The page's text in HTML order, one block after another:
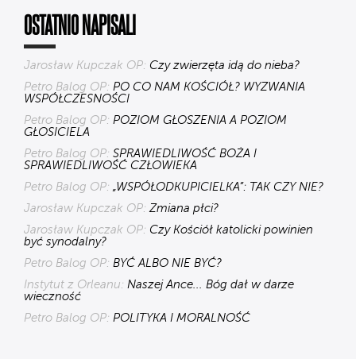
OSTATNIO NAPISALI
Jarosław Kupczak OP: Czy zwierzęta idą do nieba?
Petro Balog OP: PO CO NAM KOŚCIÓŁ? WYZWANIA
WSPÓŁCZESNOŚCI
Petro Balog OP: POZIOM GŁOSZENIA A POZIOM
GŁOSICIELA
Petro Balog OP: SPRAWIEDLIWOŚĆ BOŻA I
SPRAWIEDLIWOŚĆ CZŁOWIEKA
Petro Balog OP: „WSPÓŁODKUPICIELKA”: TAK CZY NIE?
Jarosław Kupczak OP:Zmiana płci?
Jarosław Kupczak OP: Czy Kościół katolicki powinien
być synodalny?
Petro Balog OP: BYĆ ALBO NIE BYĆ?
Instytut z Orleanu: Naszej Ance... Bóg dał w darze
wieczność
Petro Balog OP: POLITYKA I MORALNOŚĆ